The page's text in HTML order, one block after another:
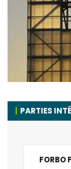
PARTIES
FORBO